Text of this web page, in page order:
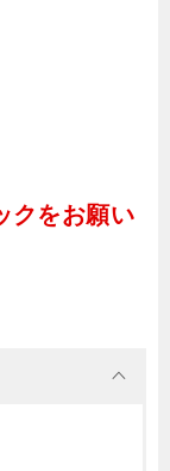
クをお願い